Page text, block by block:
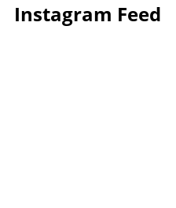
Instagram Feed